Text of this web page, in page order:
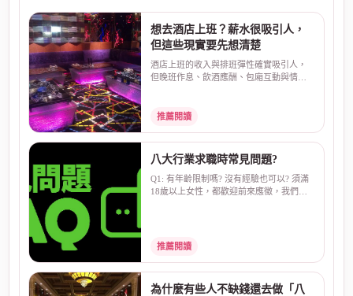
想去酒店上班？薪水很吸引人，
但這些現實要先想清楚
酒店上班的收入與排班彈性確實吸引人，
但晚班作息、飲酒應酬、包廂互動與情緒
推薦閱讀
八大行業求職時常見問題?
Q1: 有年齡限制嗎? 沒有經驗也可以? 須滿
18歲以上女性，都歡迎前來應徵，我們重
推薦閱讀
為什麼有些人不缺錢還去做「八